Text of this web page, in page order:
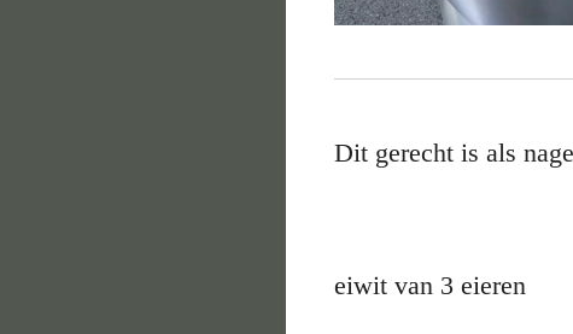
Dit gerecht is als
eiwit van 3 eieren